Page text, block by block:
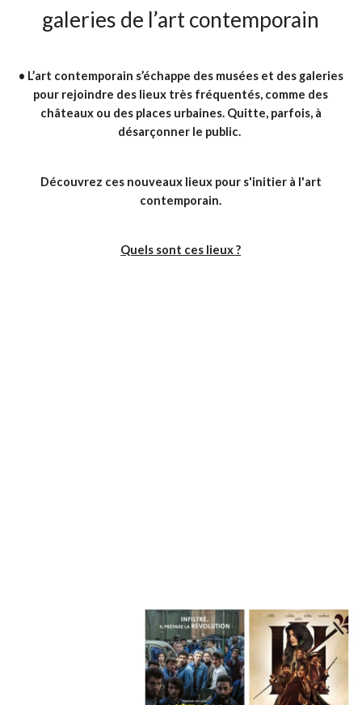
galeries de l’art contemporain
• L’art contemporain s’échappe des musées et des galeries
pour rejoindre des lieux très fréquentés, comme des
châteaux ou des places urbaines. Quitte, parfois, à
désarçonner le public.
Découvrez ces nouveaux lieux pour s'initier à l'art
contemporain.
Quels sont ces lieux ?